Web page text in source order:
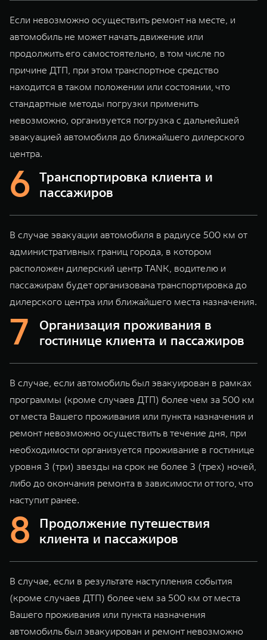
Если невозможно осуществить ремонт на месте, и
автомобиль не может начать движение или
продолжить его самостоятельно, в том числе по
причине ДТП, при этом транспортное средство
находится в таком положении или состоянии, что
стандартные методы погрузки применить
невозможно, организуется погрузка с дальнейшей
эвакуацией автомобиля до ближайшего дилерского
центра.
Транспортировка клиента и
пассажиров
В случае эвакуации автомобиля в радиусе 500 км от
административных границ города, в котором
расположен дилерский центр TANK, водителю и
пассажирам будет организована транспортировка до
дилерского центра или ближайшего места назначения.
Организация проживания в
гостинице клиента и пассажиров
В случае, если автомобиль был эвакуирован в рамках
программы (кроме случаев ДТП) более чем за 500 км
от места Вашего проживания или пункта назначения и
ремонт невозможно осуществить в течение дня, при
необходимости организуется проживание в гостинице
уровня 3 (три) звезды на срок не более 3 (трех) ночей,
либо до окончания ремонта в зависимости от того, что
наступит ранее.
Продолжение путешествия
клиента и пассажиров
В случае, если в результате наступления события
(кроме случаев ДТП) более чем за 500 км от места
Вашего проживания или пункта назначения
автомобиль был эвакуирован и ремонт невозможно